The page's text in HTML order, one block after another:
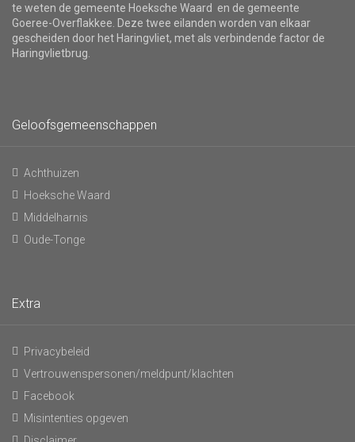
te weten de gemeente Hoeksche Waard en de gemeente
Goeree-Overflakkee. Deze twee eilanden worden van elkaar
gescheiden door het Haringvliet, met als verbindende factor de
Haringvlietbrug.
Geloofsgemeenschappen
Achthuizen
Hoeksche Waard
Middelharnis
Oude-Tonge
Extra
Privacybeleid
Vertrouwenspersonen/meldpunt/klachten
Facebook
Misintenties opgeven